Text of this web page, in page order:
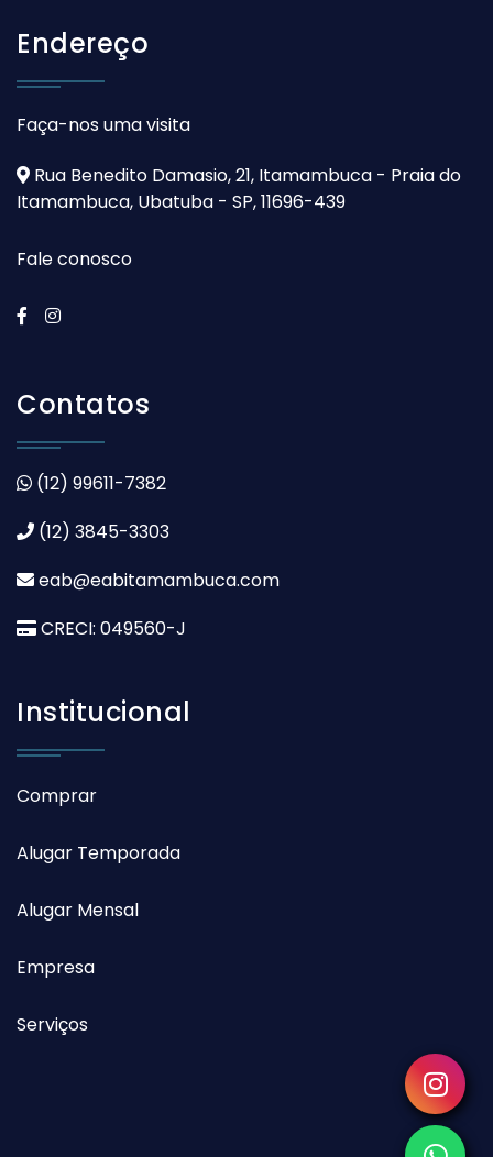
Endereço
Faça-nos uma visita
Rua Benedito Damasio, 21, Itamambuca - Praia do
Itamambuca, Ubatuba - SP, 11696-439
Fale conosco
Contatos
(12) 99611-7382
(12) 3845-3303
eab@eabitamambuca.com
CRECI: 049560-J
Institucional
Comprar
Alugar Temporada
Alugar Mensal
Empresa
Serviços